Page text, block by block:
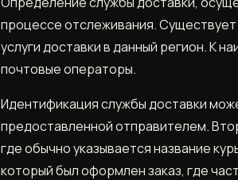
процессе отслеживания.
услуги доставки в данный регион. К
почтовые операторы.
Идентификация службы доставки
предоставленной отправителем.
где обычно указывается название
который был оформлен заказ, где